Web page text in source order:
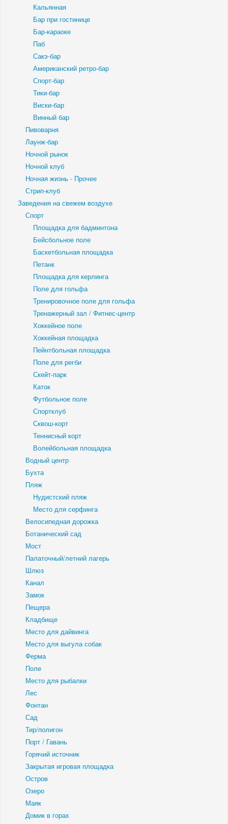
Кальянная
Бар при гостинице
Бар-караоке
Паб
Сакэ-бар
Американский ретро-бар
Спорт-бар
Тики-бар
Виски-бар
Винный бар
Пивоварня
Лаунж-бар
Ночной рынок
Ночной клуб
Ночная жизнь - Прочее
Стрип-клуб
Заведения на свежем воздухе
Спорт
Площадка для бадминтона
Бейсбольное поле
Баскетбольная площадка
Петанк
Площадка для керлинга
Поле для гольфа
Тренировочное поле для гольфа
Тренажерный зал / Фитнес-центр
Хоккейное поле
Хоккейная площадка
Пейнтбольная площадка
Поле для регби
Скейт-парк
Каток
Футбольное поле
Спортклуб
Сквош-корт
Теннисный корт
Волейбольная площадка
Водный центр
Бухта
Пляж
Нудистский пляж
Место для серфинга
Велосипедная дорожка
Ботанический сад
Мост
Палаточный/летний лагерь
Шлюз
Канал
Замок
Пещера
Кладбище
Место для дайвинга
Место для выгула собак
Ферма
Поле
Место для рыбалки
Лес
Фонтан
Сад
Тир/полигон
Порт / Гавань
Горячий источник
Закрытая игровая площадка
Остров
Озеро
Маяк
Домик в горах